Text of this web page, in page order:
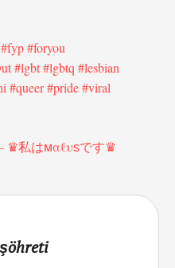
#fyp#foryou
#lgbt#lgbtq #lesbian
#queer#pride#viral
♛私はмαℓυѕです♛